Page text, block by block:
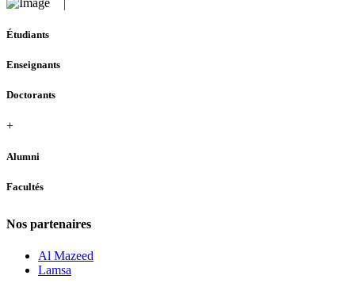
Étudiants
Enseignants
Doctorants
+
Alumni
Facultés
Nos partenaires
Al Mazeed
Lamsa